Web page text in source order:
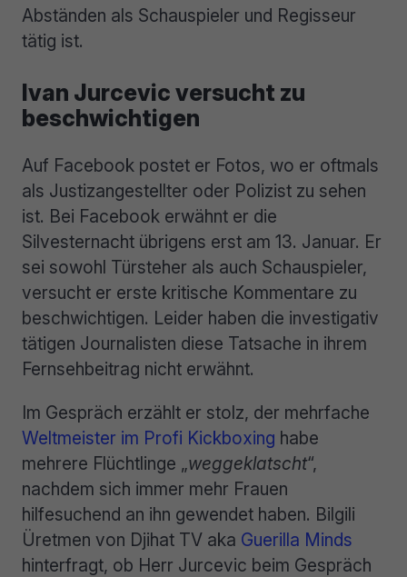
Abständen als Schauspieler und Regisseur
tätig ist.
Ivan Jurcevic versucht zu
beschwichtigen
Auf Facebook postet er Fotos, wo er oftmals
als Justizangestellter oder Polizist zu sehen
ist. Bei Facebook erwähnt er die
Silvesternacht übrigens erst am 13. Januar. Er
sei sowohl Türsteher als auch Schauspieler,
versucht er erste kritische Kommentare zu
beschwichtigen. Leider haben die investigativ
tätigen Journalisten diese Tatsache in ihrem
Fernsehbeitrag nicht erwähnt.
Im Gespräch erzählt er stolz, der mehrfache
Weltmeister im Profi Kickboxing habe
mehrere Flüchtlinge „weggeklatscht“,
nachdem sich immer mehr Frauen
hilfesuchend an ihn gewendet haben. Bilgili
Üretmen von Djihat TV aka Guerilla Minds
hinterfragt, ob Herr Jurcevic beim Gespräch